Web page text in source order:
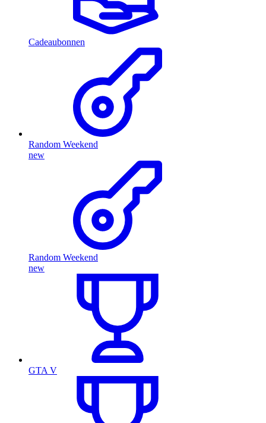
Cadeaubonnen
Random Weekend
new
Random Weekend
new
GTA V